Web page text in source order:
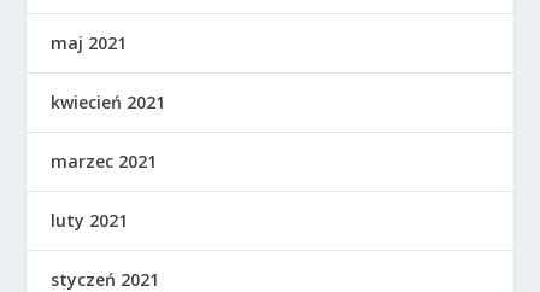
maj 2021
kwiecień 2021
marzec 2021
luty 2021
styczeń 2021